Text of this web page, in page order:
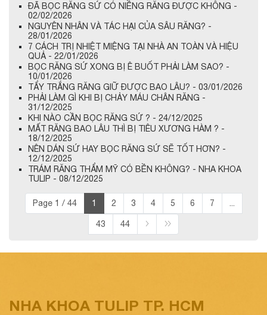
ĐÃ BỌC RĂNG SỨ CÓ NIỀNG RĂNG ĐƯỢC KHÔNG -
02/02/2026
NGUYÊN NHÂN VÀ TÁC HẠI CỦA SÂU RĂNG? -
28/01/2026
7 CÁCH TRỊ NHIỆT MIỆNG TẠI NHÀ AN TOÀN VÀ HIỆU
QUẢ - 22/01/2026
BỌC RĂNG SỨ XONG BỊ Ê BUỐT PHẢI LÀM SAO? -
10/01/2026
TẨY TRẮNG RĂNG GIỮ ĐƯỢC BAO LÂU? - 03/01/2026
PHẢI LÀM GÌ KHI BỊ CHẢY MÁU CHÂN RĂNG -
31/12/2025
KHI NÀO CẦN BỌC RĂNG SỨ ? - 24/12/2025
MẤT RĂNG BAO LÂU THÌ BỊ TIÊU XƯƠNG HÀM ? -
18/12/2025
NÊN DÁN SỨ HAY BỌC RĂNG SỨ SẼ TỐT HƠN? -
12/12/2025
TRÁM RĂNG THẨM MỸ CÓ BỀN KHÔNG? - NHA KHOA
TULIP - 08/12/2025
Page 1 / 44 1 2 3 4 5 6 7
43 44
NHA KHOA TULIP TP. HCM